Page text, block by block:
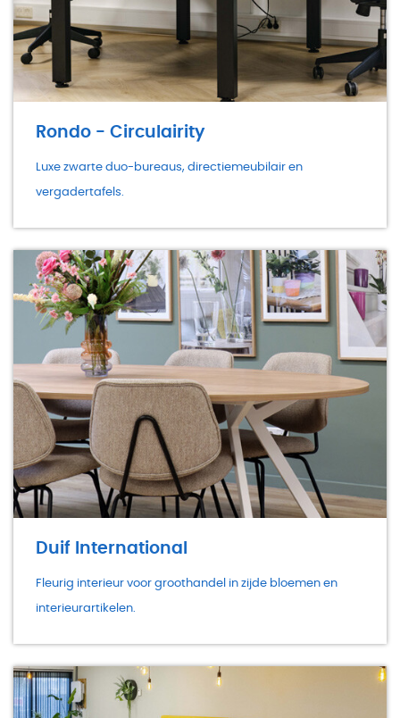
Rondo - Circulairity
Luxe zwarte duo-bureaus, directiemeubilair en
vergadertafels.
Duif International
Fleurig interieur voor groothandel in zijde bloemen en
interieurartikelen.